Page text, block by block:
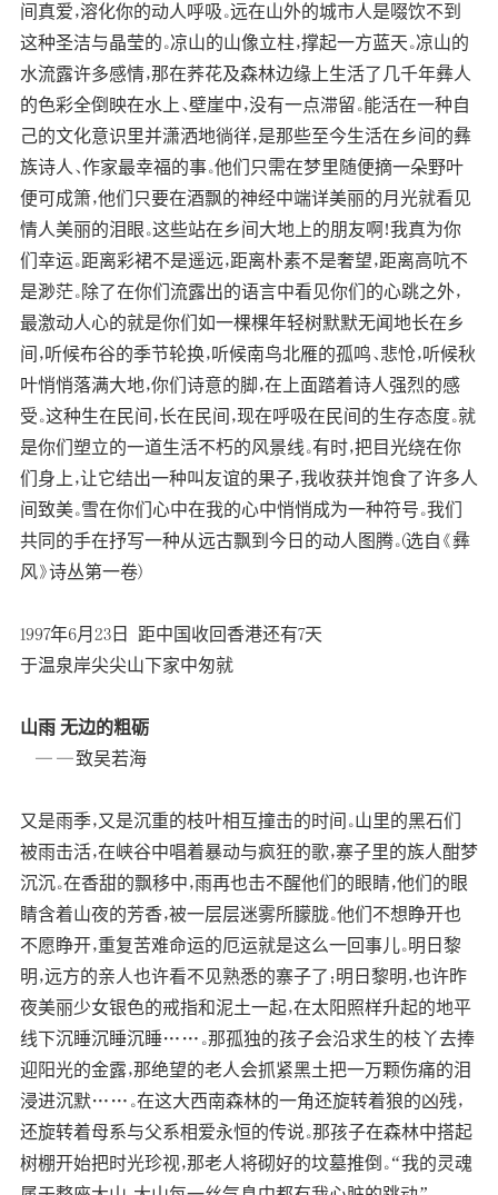
间真爱，溶化你的动人呼吸。远在山外的城市人是啜饮不到
这种圣洁与晶莹的。凉山的山像立柱，撑起一方蓝天。凉山的
水流露许多感情，那在荞花及森林边缘上生活了几千年彝人
的色彩全倒映在水上、壁崖中，没有一点滞留。能活在一种自
己的文化意识里并潇洒地徜徉，是那些至今生活在乡间的彝
族诗人、作家最幸福的事。他们只需在梦里随便摘一朵野叶
便可成箫，他们只要在酒飘的神经中端详美丽的月光就看见
情人美丽的泪眼。这些站在乡间大地上的朋友啊！我真为你
们幸运。距离彩裙不是遥远，距离朴素不是奢望，距离高吭不
是渺茫。除了在你们流露出的语言中看见你们的心跳之外，
最激动人心的就是你们如一棵棵年轻树默默无闻地长在乡
间，听候布谷的季节轮换，听候南鸟北雁的孤鸣、悲怆，听候秋
叶悄悄落满大地，你们诗意的脚，在上面踏着诗人强烈的感
受。这种生在民间，长在民间，现在呼吸在民间的生存态度。就
是你们塑立的一道生活不朽的风景线。有时，把目光绕在你
们身上，让它结出一种叫友谊的果子，我收获并饱食了许多人
间致美。雪在你们心中在我的心中悄悄成为一种符号。我们
共同的手在抒写一种从远古飘到今日的动人图腾。(选自《彝
风》诗丛第一卷)
1997年6月23日 距中国收回香港还有7天
于温泉岸尖尖山下家中匆就
山雨 无边的粗砺
——致吴若海
又是雨季，又是沉重的枝叶相互撞击的时间。山里的黑石们
被雨击活，在峡谷中唱着暴动与疯狂的歌，寨子里的族人酣梦
沉沉。在香甜的飘移中，雨再也击不醒他们的眼睛，他们的眼
睛含着山夜的芳香，被一层层迷雾所朦胧。他们不想睁开也
不愿睁开，重复苦难命运的厄运就是这么一回事儿。明日黎
明，远方的亲人也许看不见熟悉的寨子了；明日黎明，也许昨
夜美丽少女银色的戒指和泥土一起，在太阳照样升起的地平
线下沉睡沉睡沉睡……。那孤独的孩子会沿求生的枝丫去捧
迎阳光的金露，那绝望的老人会抓紧黑土把一万颗伤痛的泪
浸进沉默……。在这大西南森林的一角还旋转着狼的凶残，
还旋转着母系与父系相爱永恒的传说。那孩子在森林中搭起
树棚开始把时光珍视，那老人将砌好的坟墓推倒。“我的灵魂